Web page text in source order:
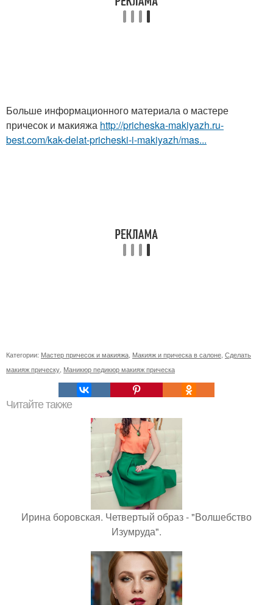
Больше информационного материала о мастере
причесок и макияжа http://pricheska-makiyazh.ru-
best.com/kak-delat-pricheski-i-makiyazh/mas...
Категории: Мастер причесок и макияжа Макияж и прическа в салоне Сделать
макияж прическу Маникюр педикюр макияж прическа
Читайте также
Ирина боровская. Четвертый образ - "Волшебство
Изумруда".